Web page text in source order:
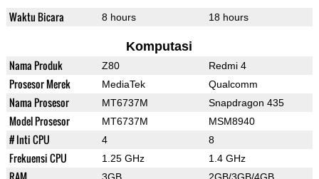
Waktu Bicara 8 hours 18 hours
Komputasi
Nama Produk Z80 Redmi 4
Prosesor Merek MediaTek Qualcomm
Nama Prosesor MT6737M Snapdragon 435
Model Prosesor MT6737M MSM8940
# Inti CPU 4 8
Frekuensi CPU 1.25 GHz 1.4 GHz